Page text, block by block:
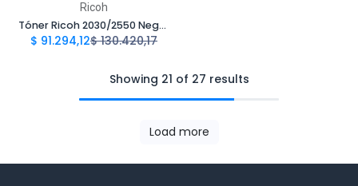
Ricoh
Tóner Ricoh 2030/2550 Negro MPC2030/C2550 B Compatible con Ricoh Aficio MPC2030, MPC2530 | Megatoner
$ 91.294,12$130.420,17
Showing 21 of 27 results
Load more